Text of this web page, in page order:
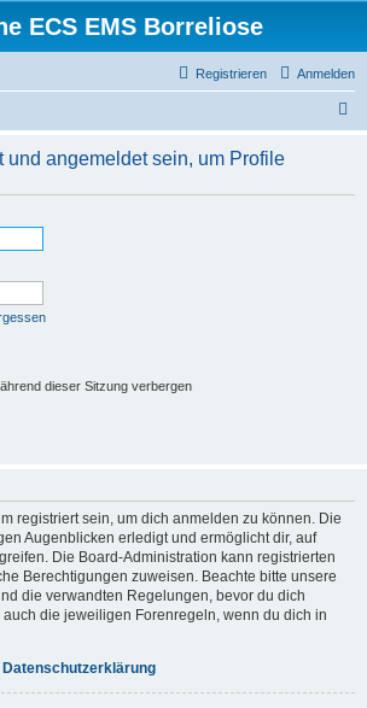
ECS EMS Borreliose
Anmelden
Registrieren
h
und angemeldet sein, um Profile
dieser Sitzung verbergen
registriert sein, um dich anmelden zu können. Die
Augenblicken erledigt und ermöglicht dir, auf
Die Board-Administration kann registrierten
Berechtigungen zuweisen. Beachte bitte unsere
die verwandten Regelungen, bevor du dich
die jeweiligen Forenregeln, wenn du dich in
Datenschutzerklärung